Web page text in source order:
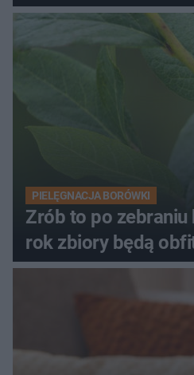
PIELĘGNACJA BORÓWKI
Zrób to po zebraniu
rok zbiory będą